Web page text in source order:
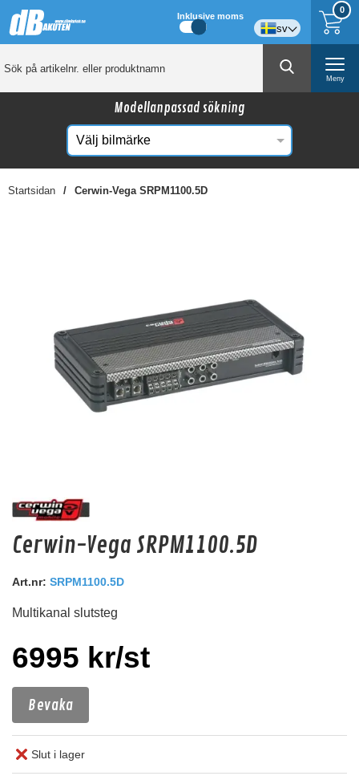
0
Inklusive moms
sv
Meny
Modellanpassad sökning
Startsidan Cerwin-Vega SRPM1100.5D
Machete MAT-16
1,6mm ringterminal. 2par/förpackning.
Snabblager 1-3 dagar
Cerwin-Vega SRPM1100.5D
Art.nr: SRPM1100.5D
Multikanal slutsteg
6995 kr/st
Bevaka
Slut i lager